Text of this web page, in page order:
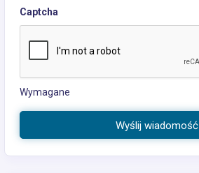
Captcha
Wymagane
Wyślij wiadomość